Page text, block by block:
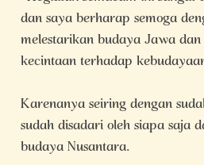
dan saya berharap semoga
melestarikan budaya Jawa
kecintaan terhadap
Karenanya seiring dengan
sudah disadari oleh siapa
budaya Nusantara.